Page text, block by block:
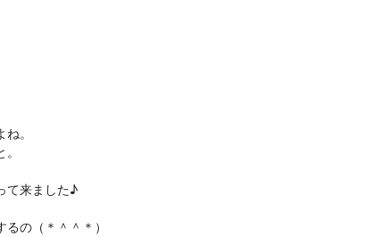
。
て来ました♪
の（＊＾＾＊）